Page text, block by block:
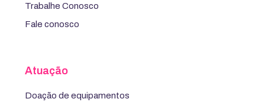
Trabalhe Conosco
Fale conosco
Atuação
Doação de equipamentos